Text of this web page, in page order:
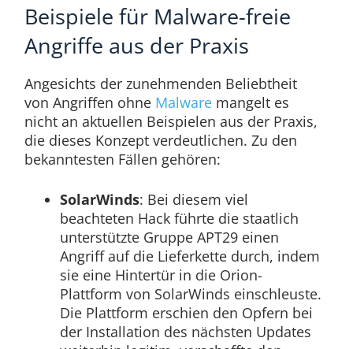
Beispiele für Malware-freie
Angriffe aus der Praxis
Angesichts der zunehmenden Beliebtheit
von Angriffen ohne Malwaremangelt es
nicht an aktuellen Beispielen aus der Praxis,
die dieses Konzept verdeutlichen. Zu den
bekanntesten Fällen gehören:
SolarWinds: Bei diesem viel
beachteten Hack führte die staatlich
unterstützte Gruppe APT29 einen
Angriff auf die Lieferkette durch, indem
sie eine Hintertür in die Orion-
Plattform von SolarWinds einschleuste.
Die Plattform erschien den Opfern bei
der Installation des nächsten Updates